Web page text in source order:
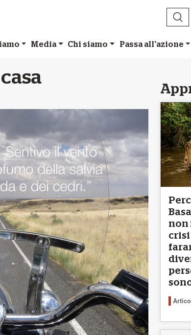
Media Chi siamo Passa all'azione
non
crisi